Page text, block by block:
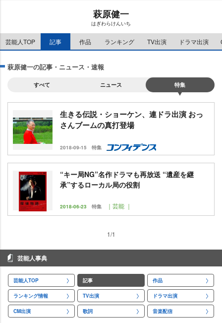
萩原健一
はぎわらけんいち
芸能人TOP 記事 作品 ランキング TV出演 ドラマ出演
萩原健一の記事・ニュース・速報
すべて ニュース 特集
生きる伝説・ショーケン、連ドラ出演 おっ
さんブームの真打登場
2018-09-15 特集
“キー局NG”名作ドラマも再放送 “遺産を継
承”するローカル局の役割
2018-06-23 特集 ｜芸能 ｜
1/1
芸能人事典
芸能人TOP 記事 作品
ランキング情報 TV出演 ドラマ出演
CM出演 歌詞 音楽配信